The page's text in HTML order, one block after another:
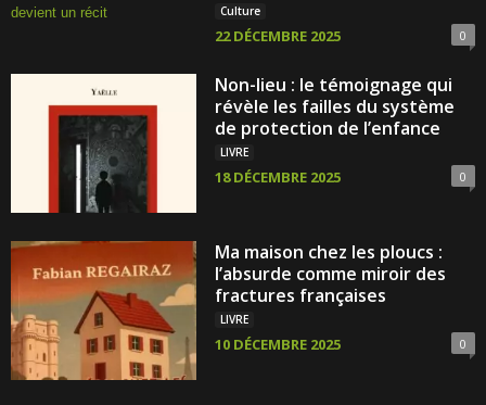
Culture
22 DÉCEMBRE 2025 0
Non-lieu : le témoignage qui
révèle les failles du système
de protection de l’enfance
LIVRE
18 DÉCEMBRE 2025 0
Ma maison chez les ploucs :
l’absurde comme miroir des
fractures françaises
LIVRE
10 DÉCEMBRE 2025 0